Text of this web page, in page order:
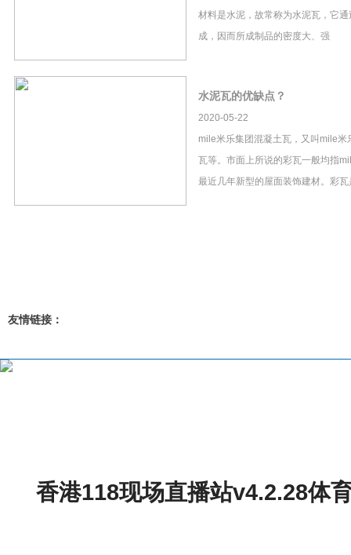
材料是水泥，故常称为水泥瓦，它
成，因而所成制品的密度大、强
水泥瓦的优缺点？
2020-05-22
mile米乐集团混凝土瓦，又叫mile米
瓦等。市面上所说的彩瓦一般均指
最近几年新型的屋面装饰建材。彩
友情链接：
香港118现场直播站v4.2.28体